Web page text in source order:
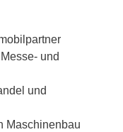
und
und
Maschinenbau